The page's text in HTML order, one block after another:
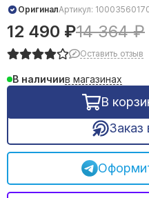
Кабель греющий в
Канализация и
Гибкие подводки
Смесители воды
Счетчики воды
Гидропневмобаки
Люки сантехнические
Трубы, фитинги и арматура
Системы полива
Фильтрация воды
ОригиналАртикул:
12 490 ₽14 364 ₽
Оставить отзыв
В наличии в магазинах
В
Заказ